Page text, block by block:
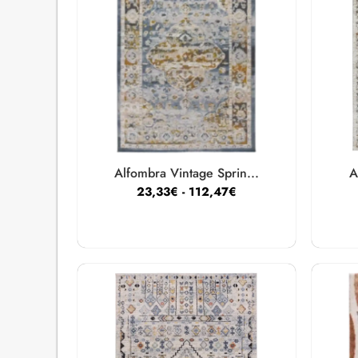
Alfombra Vintage Sprin...
23,33€ - 112,47€